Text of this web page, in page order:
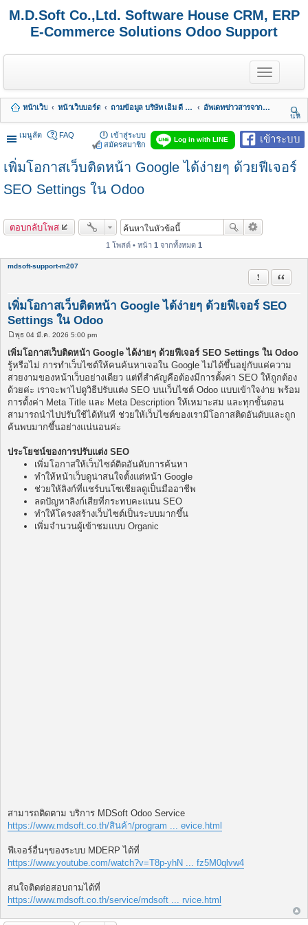
M.D.Soft Co.,Ltd. Software House CRM, ERP
E-Commerce Solutions Odoo Support
T
o
g
l
e
n
a
i
g
หน้าเว็บ หน้าเว็บบอร์ด ถามข้อมูล บริษัท เอ็ม ดี ซอฟต์ จำกัด
อัพเดทข่าวสารจากทางบริษัท
นห
า
เมนูลัด
เข้าระบบ
Log in with LINE
FAQ
เข้าสู่ระบบ
สมัครสมาชิก
เพิ่มโอกาสเว็บติดหน้า Google ได้ง่ายๆ ด้วยฟีเจอร์
SEO Settings ใน Odoo
ตอบกลับโพส
1 โพสต์ • หน้า 1 จากทั้งหมด 1
mdsoft-support-m207
เพิ่มโอกาสเว็บติดหน้า Google ได้ง่ายๆ ด้วยฟีเจอร์ SEO
Settings ใน Odoo
รายงานในข้
อ้างคำ
โ
พ
ส
ต์
พุธ 04 มี.ค. 2026 5:00 pm
เพิ่มโอกาสเว็บติดหน้า Google ได้ง่ายๆ ด้วยฟีเจอร์ SEO Settings ใน Odoo
รู้หรือไม่ การทำเว็บไซต์ให้คนค้นหาเจอใน Google ไม่ได้ขึ้นอยู่กับแค่ความ
สวยงามของหน้าเว็บอย่างเดียว แต่ที่สำคัญคือต้องมีการตั้งค่า SEO ให้ถูกต้อง
ด้วยค่ะ เราจะพาไปดูวิธีปรับแต่ง SEO บนเว็บไซต์ Odoo แบบเข้าใจง่าย พร้อม
การตั้งค่า Meta Title และ Meta Description ให้เหมาะสม และทุกขั้นตอน
สามารถนำไปปรับใช้ได้ทันที ช่วยให้เว็บไซต์ของเรามีโอกาสติดอันดับและถูก
ค้นพบมากขึ้นอย่างแน่นอนค่ะ
ประโยชน์ของการปรับแต่ง SEO
เพิ่มโอกาสให้เว็บไซต์ติดอันดับการค้นหา
ทำให้หน้าเว็บดูน่าสนใจตั้งแต่หน้า Google
ช่วยให้ลิงก์ที่แชร์บนโซเชียลดูเป็นมืออาชีพ
ลดปัญหาลิงก์เสียที่กระทบคะแนน SEO
ทำให้โครงสร้างเว็บไซต์เป็นระบบมากขึ้น
เพิ่มจำนวนผู้เข้าชมแบบ Organic
สามารถติดตาม บริการ MDSoft Odoo Service
https://www.mdsoft.co.th/สินค้า/program ... evice.html
ฟีเจอร์อื่นๆของระบบ MDERP ได้ที่
https://www.youtube.com/watch?v=T8p-yhN ... fz5M0qlvw4
สนใจติดต่อสอบถามได้ที่
https://www.mdsoft.co.th/service/mdsoft ... rvice.html